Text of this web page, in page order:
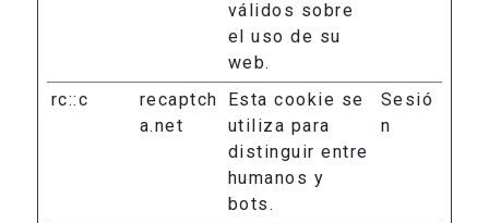
válidos sobre
el uso de su
web.
rc::c
recaptch
a.net
Esta cookie se
utiliza para
distinguir entre
humanos y
bots.
Sesió
n